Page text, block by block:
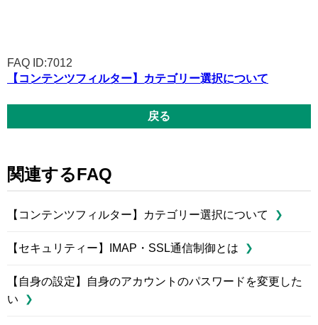
FAQ ID:7012
【コンテンツフィルター】カテゴリー選択について
戻る
関連するFAQ
【コンテンツフィルター】カテゴリー選択について
【セキュリティー】IMAP・SSL通信制御とは
【自身の設定】自身のアカウントのパスワードを変更した
い